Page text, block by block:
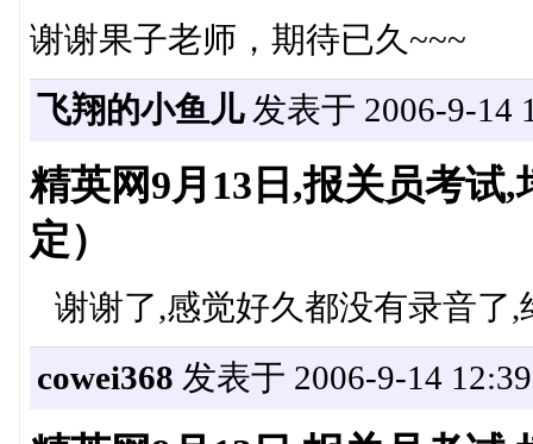
谢谢果子老师，期待已久~~~
飞翔的小鱼儿发表于 2006-9-14
精英网9月13日,报关员考试
定）
谢谢了,感觉好久都没有录音了,
cowei368 发表于 2006-9-14